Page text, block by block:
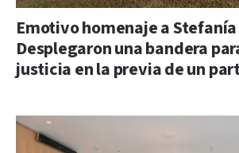
Emotivo homenaje a Stefanía
Desplegaron una bandera
justicia en la previa de un